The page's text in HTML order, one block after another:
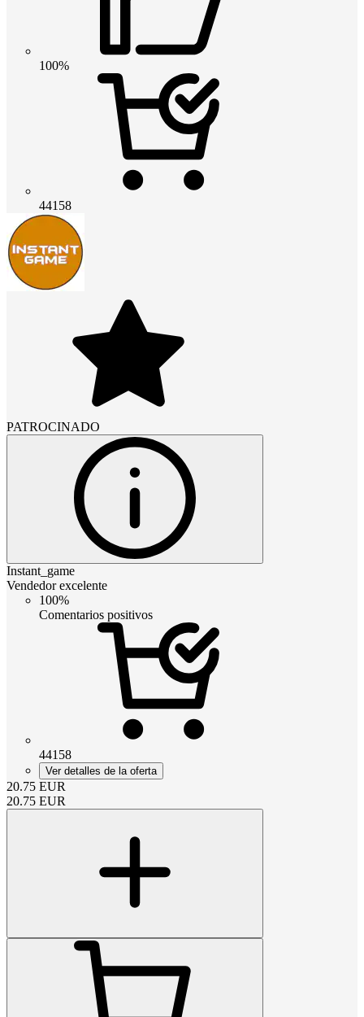
100%
44158
PATROCINADO
Instant_game
Vendedor excelente
100%
Comentarios positivos
44158
Ver detalles de la oferta
20.75 EUR
20.75 EUR